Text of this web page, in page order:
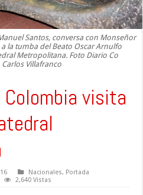
Santos, conversa con Monseñor
la tumba del Beato Oscar Arnulfo
Metropolitana. Foto Diario Co
Villafranco
visita
Nacionales, Portada
2,640 Vistas